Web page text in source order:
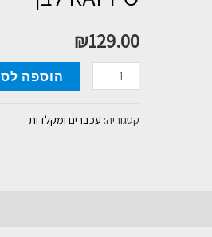
₪129.00
כמות
סט
הוספה
קטגוריה: עכברים ומקלדות